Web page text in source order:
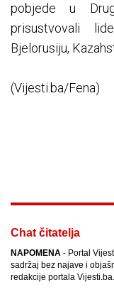
pobjede u
prisustvovali
Bjelorusiju,
(Vijesti.ba/Fena)
Chat čitatelja
NAPOMENA - Portal
sadržaj bez najave i
redakcije portala